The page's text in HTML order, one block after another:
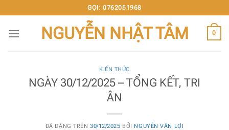
đến
nội
GỌI: 0762051968
NGUYỄN NHẬT TÂM 0
KIẾN THỨC
NGÀY 30/12/2025 – TỔNG KẾT, TRI
ÂN
ĐÃ ĐĂNG TRÊN 30/12/2025 BỞI NGUYỄN VĂN LỢI